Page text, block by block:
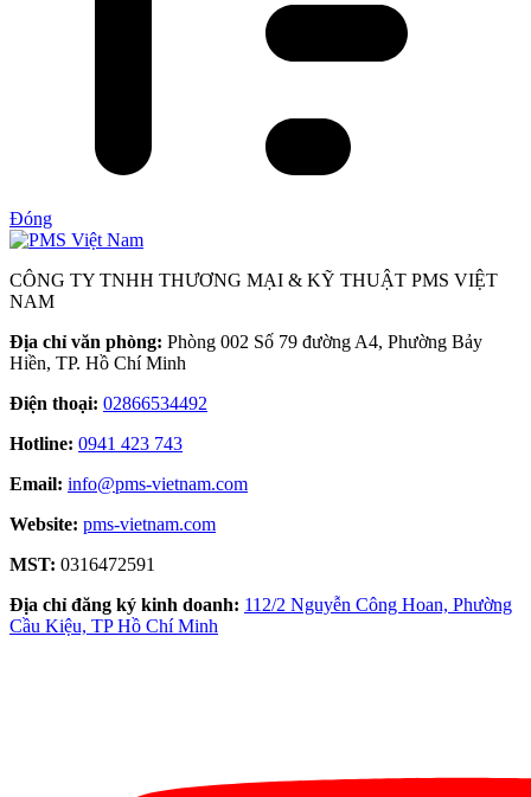
Đóng
CÔNG TY TNHH THƯƠNG MẠI & KỸ THUẬT PMS VIỆT
NAM
Địa chỉ văn phòng: Phòng 002 Số 79 đường A4, Phường Bảy
Hiền, TP. Hồ Chí Minh
Điện thoại: 02866534492
Hotline: 0941 423 743
Email: info@pms-vietnam.com
Website: pms-vietnam.com
MST: 0316472591
Địa chỉ đăng ký kinh doanh: 112/2 Nguyễn Công Hoan, Phường
Cầu Kiệu, TP Hồ Chí Minh